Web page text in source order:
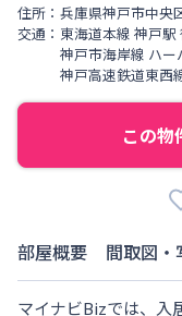
住所： 兵庫県神戸市中央
交通： 東海道本線 神戸駅
神戸市海岸線 ハー
神戸高速鉄道東西
この物
部屋概要 間取図・
マイナビBizでは、入